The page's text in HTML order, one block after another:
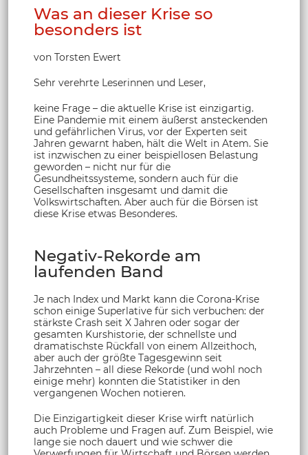
Was an dieser Krise so
besonders ist
von Torsten Ewert
Sehr verehrte Leserinnen und Leser,
keine Frage – die aktuelle Krise ist einzigartig.
Eine Pandemie mit einem äußerst ansteckenden
und gefährlichen Virus, vor der Experten seit
Jahren gewarnt haben, hält die Welt in Atem. Sie
ist inzwischen zu einer beispiellosen Belastung
geworden – nicht nur für die
Gesundheitssysteme, sondern auch für die
Gesellschaften insgesamt und damit die
Volkswirtschaften. Aber auch für die Börsen ist
diese Krise etwas Besonderes.
Negativ-Rekorde am
laufenden Band
Je nach Index und Markt kann die Corona-Krise
schon einige Superlative für sich verbuchen: der
stärkste Crash seit X Jahren oder sogar der
gesamten Kurshistorie, der schnellste und
dramatischste Rückfall von einem Allzeithoch,
aber auch der größte Tagesgewinn seit
Jahrzehnten – all diese Rekorde (und wohl noch
einige mehr) konnten die Statistiker in den
vergangenen Wochen notieren.
Die Einzigartigkeit dieser Krise wirft natürlich
auch Probleme und Fragen auf. Zum Beispiel, wie
lange sie noch dauert und wie schwer die